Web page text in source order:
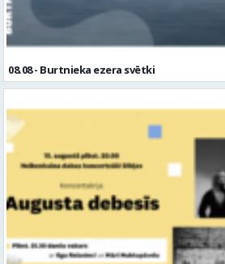
08.08 - Burtnieka ezera svētki